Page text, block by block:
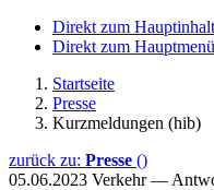
Direkt zum
Direkt zum
Startseite
Presse
Kurzmeldungen (hib)
zurück zu: Presse ()
05.06.2023 Verkehr —